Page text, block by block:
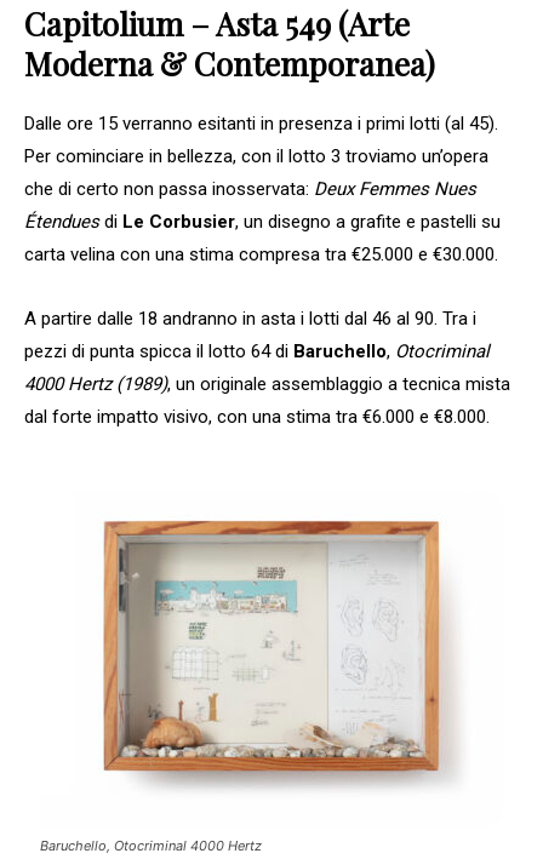
Capitolium – Asta 549 (Arte
Moderna & Contemporanea)
Dalle ore 15 verranno esitanti in presenza i primi lotti (al 45).
Per cominciare in bellezza, con il lotto 3 troviamo un’opera
che di certo non passa inosservata: Deux Femmes Nues
Étenduesdi Le Corbusier, un disegno a grafite e pastelli su
carta velina con una stima compresa tra €25.000 e €30.000.
A partire dalle 18 andranno in asta i lotti dal 46 al 90. Tra i
pezzi di punta spicca il lotto 64 di Baruchello, Otocriminal
4000 Hertz (1989), un originale assemblaggio a tecnica mista
dal forte impatto visivo, con una stima tra €6.000 e €8.000.
Baruchello, Otocriminal 4000 Hertz